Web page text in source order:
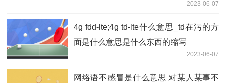
2023-06-07
4g fdd-lte;4g td-lte什么意思_td在污的方
面是什么意思是什么东西的缩写
2023-06-07
网络语不感冒是什么意思 对某人某事不